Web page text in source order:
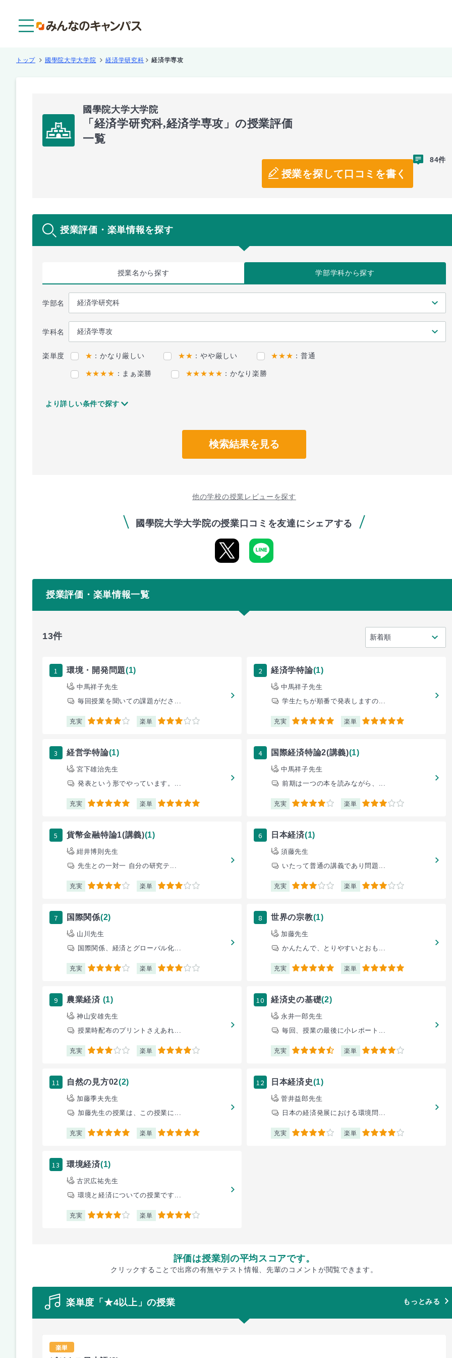
トップ 國學院大学大学院 経済学研究科 経済学専攻
國學院大学大学院
「経済学研究科,経済学専攻」の授業評価
一覧
授業を探して口コミを書く
84件
授業評価・楽単情報を探す
授業名から探す 学部学科から探す
学部名
学科名
楽単度 ★ ：かなり厳しい ★★ ：やや厳しい ★★★ ：普通
★★★★ ：まぁ楽勝 ★★★★★ ：かなり楽勝
より詳しい条件で探す
検索結果を見る
他の学校の授業レビューを探す
國學院大学大学院の授業口コミを友達にシェアする
授業評価・楽単情報一覧
13件
1 環境・開発問題(1)
中馬祥子先生
毎回授業を聞いての課題がださ...
充実 4 楽単 3
2 経済学特論(1)
中馬祥子先生
学生たちが順番で発表しますの...
充実 5 楽単 5
3 経営学特論(1)
宮下雄治先生
発表という形でやっています。...
充実 5 楽単 5
4 国際経済特論2(講義)(1)
中馬祥子先生
前期は一つの本を読みながら、...
充実 4 楽単 3
5 貨幣金融特論1(講義)(1)
紺井博則先生
先生との一対一 自分の研究テ...
充実 4 楽単 3
6 日本経済(1)
須藤先生
いたって普通の講義であり問題...
充実 3 楽単 3
7 国際関係(2)
山川先生
国際関係、経済とグローバル化...
充実 4 楽単 3
8 世界の宗教(1)
加藤先生
かんたんで、とりやすいとおも...
充実 5 楽単 5
9 農業経済 (1)
神山安雄先生
授業時配布のプリントさえあれ...
充実 3 楽単 4
10 経済史の基礎(2)
永井一郎先生
毎回、授業の最後に小レポート...
充実 4.5 楽単 4
11 自然の見方02(2)
加藤季夫先生
加藤先生の授業は、この授業に...
充実 5 楽単 5
12 日本経済史(1)
菅井益郎先生
日本の経済発展における環境問...
充実 4 楽単 4
13 環境経済(1)
古沢広祐先生
環境と経済についての授業です...
充実 4 楽単 4
評価は授業別の平均スコアです。
クリックすることで出席の有無やテスト情報、先輩のコメントが閲覧できます。
楽単度「★4以上」の授業 もっとみる
楽単